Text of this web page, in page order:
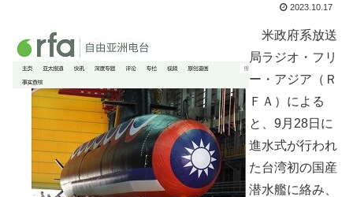
2023.10.17
米政府系放送
局ラジオ・フリ
ー・アジア（Ｒ
ＦＡ）による
と、9月28日に
進水式が行われ
た台湾初の国産
潜水艦に絡み、